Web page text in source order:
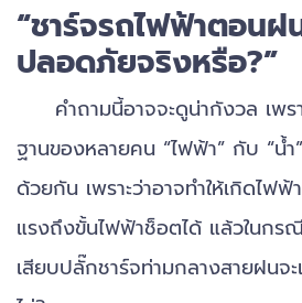
“ชาร์จรถไฟฟ้าตอน
ปลอดภัยจริงหรือ?”
คำถามนี้อาจจะดูน่ากังวล เพรา
ฐานของหลายคน “ไฟฟ้า” กับ “น้
ด้วยกัน เพราะว่าอาจทำให้เกิดไฟ
แรงถึงขั้นไฟฟ้าช็อตได้ แล้วในกร
เสียบปลั๊กชาร์จท่ามกลางสายฝนจ